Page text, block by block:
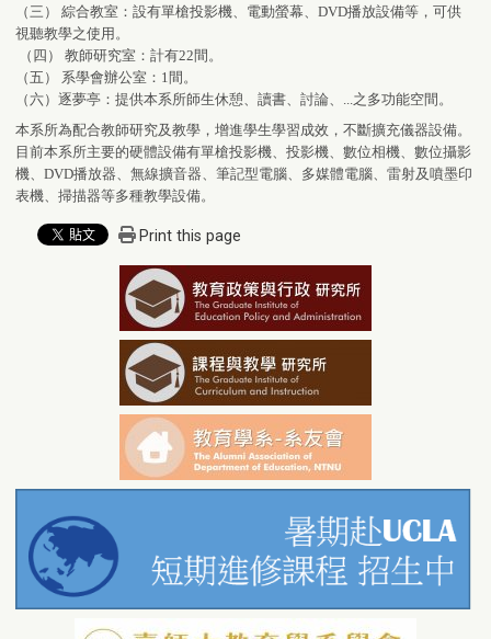
（三） 綜合教室：設有單槍投影機、電動螢幕、DVD播放設備等，可供
視聽教學之使用。
（四） 教師研究室：計有22間。
（五） 系學會辦公室：1間。
（六）逐夢亭：提供本系所師生休憩、讀書、討論、...之多功能空間。
本系所為配合教師研究及教學，增進學生學習成效，不斷擴充儀器設備。
目前本系所主要的硬體設備有單槍投影機、投影機、數位相機、數位攝影
機、DVD播放器、無線擴音器、筆記型電腦、多媒體電腦、雷射及噴墨印
表機、掃描器等多種教學設備。
Print this page